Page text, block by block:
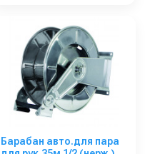
Барабан авто.для пара